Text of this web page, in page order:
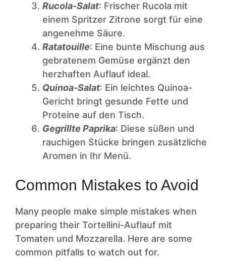
Rucola-Salat: Frischer Rucola mit
einem Spritzer Zitrone sorgt für eine
angenehme Säure.
Ratatouille: Eine bunte Mischung aus
gebratenem Gemüse ergänzt den
herzhaften Auflauf ideal.
Quinoa-Salat: Ein leichtes Quinoa-
Gericht bringt gesunde Fette und
Proteine auf den Tisch.
Gegrillte Paprika: Diese süßen und
rauchigen Stücke bringen zusätzliche
Aromen in Ihr Menü.
Common Mistakes to Avoid
Many people make simple mistakes when
preparing their Tortellini-Auflauf mit
Tomaten und Mozzarella. Here are some
common pitfalls to watch out for.